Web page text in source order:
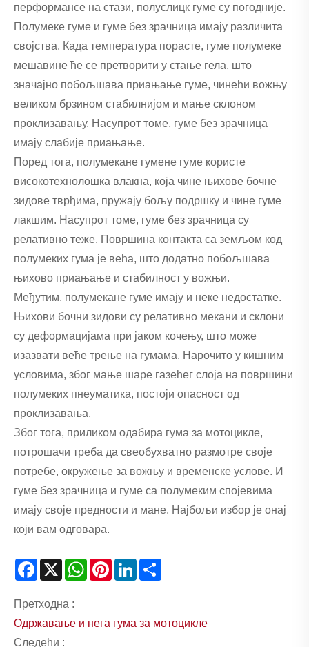
перформансе на стази, полуслицк гуме су погодније.
Полумеке гуме и гуме без зрачница имају различита
својства. Када температура порасте, гуме полумеке
мешавине ће се претворити у стање гела, што
значајно побољшава приањање гуме, чинећи вожњу
великом брзином стабилнијом и мање склоном
проклизавању. Насупрот томе, гуме без зрачница
имају слабије приањање.
Поред тога, полумекане гумене гуме користе
високотехнолошка влакна, која чине њихове бочне
зидове тврђима, пружају бољу подршку и чине гуме
лакшим. Насупрот томе, гуме без зрачница су
релативно теже. Површина контакта са земљом код
полумеких гума је већа, што додатно побољшава
њихово приањање и стабилност у вожњи.
Међутим, полумекане гуме имају и неке недостатке.
Њихови бочни зидови су релативно мекани и склони
су деформацијама при јаком кочењу, што може
изазвати веће трење на гумама. Нарочито у кишним
условима, због мање шаре газећег слоја на површини
полумеких пнеуматика, постоји опасност од
проклизавања.
Због тога, приликом одабира гума за мотоцикле,
потрошачи треба да свеобухватно размотре своје
потребе, окружење за вожњу и временске услове. И
гуме без зрачница и гуме са полумеким спојевима
имају своје предности и мане. Најбољи избор је онај
који вам одговара.
Facebook
X WhatsAppPinterestLinkedIn
Претходна :
Одржавање и нега гума за мотоцикле
Следећи :